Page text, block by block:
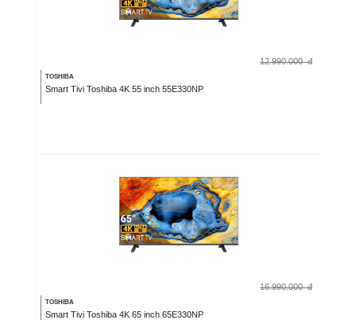
12.990.000 đ
TOSHIBA
Smart Tivi Toshiba 4K 55 inch 55E330NP
16.990.000 đ
TOSHIBA
Smart Tivi Toshiba 4K 65 inch 65E330NP